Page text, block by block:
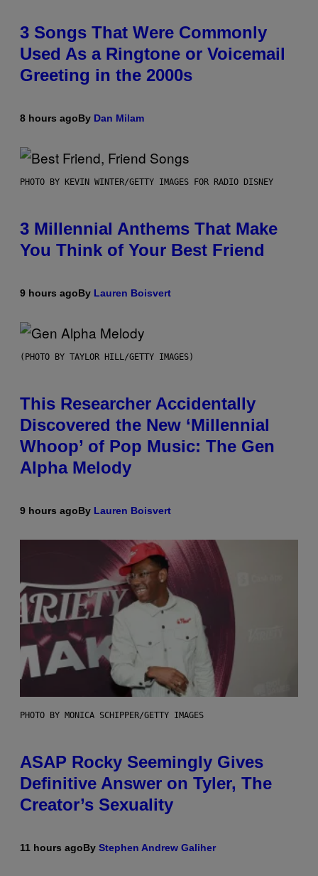
3 Songs That Were Commonly
Used As a Ringtone or Voicemail
Greeting in the 2000s
8 hours agoBy Dan Milam
PHOTO BY KEVIN WINTER/GETTY IMAGES FOR RADIO DISNEY
3 Millennial Anthems That Make
You Think of Your Best Friend
9 hours agoBy Lauren Boisvert
(PHOTO BY TAYLOR HILL/GETTY IMAGES)
This Researcher Accidentally
Discovered the New ‘Millennial
Whoop’ of Pop Music: The Gen
Alpha Melody
9 hours agoBy Lauren Boisvert
PHOTO BY MONICA SCHIPPER/GETTY IMAGES
ASAP Rocky Seemingly Gives
Definitive Answer on Tyler, The
Creator’s Sexuality
11 hours agoBy Stephen Andrew Galiher